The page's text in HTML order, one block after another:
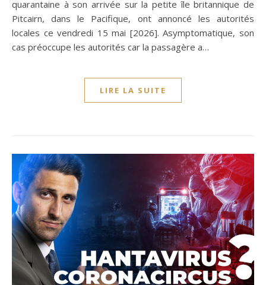
quarantaine à son arrivée sur la petite île britannique de
Pitcairn, dans le Pacifique, ont annoncé les autorités
locales ce vendredi 15 mai [2026]. Asymptomatique, son
cas préoccupe les autorités car la passagère a…
LIRE LA SUITE